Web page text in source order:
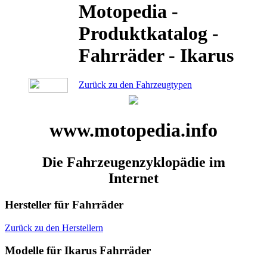
www.motopedia.info
Die Fahrzeugenzyklopädie im
Internet
Motopedia -
Produktkatalog -
Fahrräder - Ikarus
Zurück zu den Fahrzeugtypen
Hersteller für Fahrräder
Zurück zu den Herstellern
Modelle für Ikarus Fahrräder